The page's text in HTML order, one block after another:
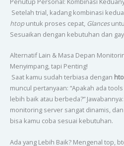
Setelah trial, kadang kombinasi
htopuntuk proses cepat, Glances
Sesuaikan dengan kebutuhan dan
Alternatif Lain & Masa Depan
Menyimpang, tapi Penting!
Saat kamu sudah terbiasa dengan
muncul pertanyaan: “Apakah ada
lebih baik atau berbeda?”
monitoring server sangat dinamis,
bisa kamu coba sesuai kebutuhan.
Ada yang Lebih Baik? Mengenal top,